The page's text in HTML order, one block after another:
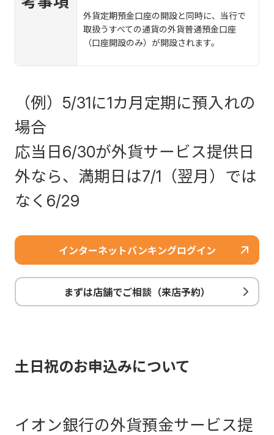
外貨定期預金口座の開設と同時に、当行で
取扱うすべての通貨の外貨普通預金口座
（口座開設のみ）が開設されます。
（例）5/31に1カ月定期に預入れの
場合
応当日6/30が外貨サービス提供日
外なら、満期日は7/1（翌月）では
なく6/29
インターネットバンキングログイン
まずは店舗でご相談（来店予約）
土日祝のお申込みについて
イオン銀行の外貨預金サービス提